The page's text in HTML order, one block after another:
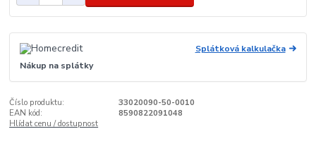
Splátková kalkulačka
Nákup na splátky
Číslo produktu:
33020090-50-0010
EAN kód:
8590822091048
Hlídat cenu / dostupnost